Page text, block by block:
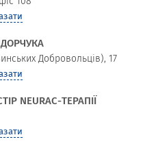
Добровольців), 17
NEURAC-ТЕРАПІЇ